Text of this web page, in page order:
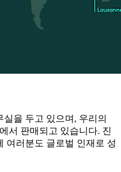
을 두고 있으며, 우리의
서 판매되고 있습니다. 진
여러분도 글로벌 인재로 성